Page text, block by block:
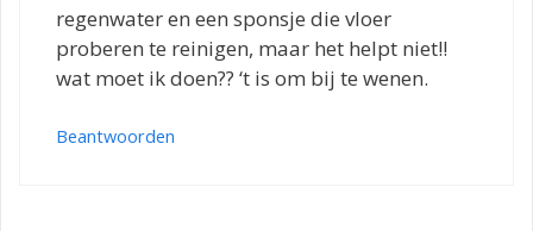
regenwater en een sponsje die vloer
proberen te reinigen, maar het helpt niet!!
wat moet ik doen?? ‘t is om bij te wenen.
Beantwoorden